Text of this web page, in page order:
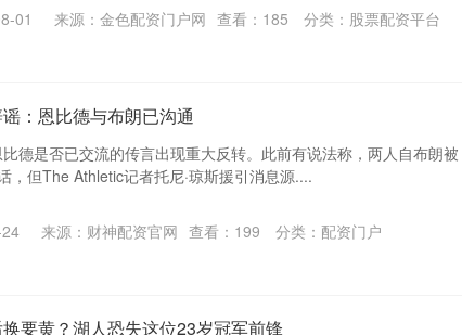
01 来源：金色配资门户网 查看： 185 分类： 股票配资平台
：恩比德与布朗已沟通
比德是否已交流的传言出现重大反转。此前有说法称，两人自布朗被
，但The Athletic记者托尼·琼斯援引消息源....
来源：财神配资官网 查看： 199 分类： 配资门户
要黄？湖人恐失这位23岁冠军前锋